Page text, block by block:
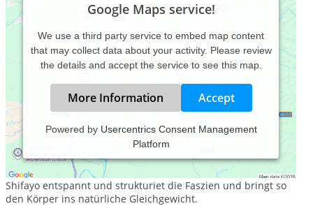
Google Maps service!
We use a third party service to embed map content
that may collect data about your activity. Please review
the details and accept the service to see this map.
More Information Accept
Powered by Usercentrics Consent Management
Platform
Shifayo ist eine neue ganzheitliche Therapieform, die Shiatsu,
Faszientechniken und Yoga verbindet.
Shifayo entspannt und strukturiet die Faszien und bringt so
den Körper ins natürliche Gleichgewicht.